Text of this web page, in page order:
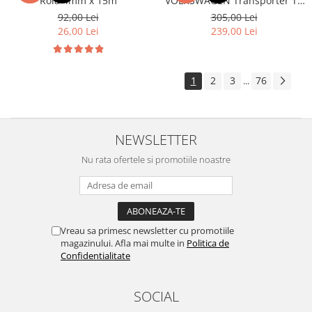
Volkswagen
Cotiere auto
Aparatori noroi camion
92,00 Lei
26,00 Lei
(2014-2022)
305,00 Lei
239,00 Lei
1 2 3 ... 76
NEWSLETTER
Nu rata ofertele si promotiile noastre
Vreau sa primesc newsletter cu promotiile
magazinului. Afla mai multe in Politica de
Confidentialitate
SOCIAL